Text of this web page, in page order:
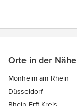
Orte in der Nähe
Monheim am Rhein
Düsseldorf